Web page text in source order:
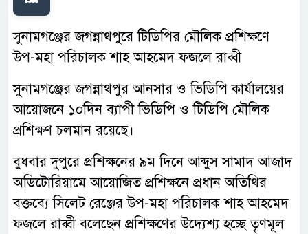
সুনামগঞ্জের জগন্নাথপুরে টিডিপির মৌলিক প্রশিক্ষণে
উপ-মহা পরিচালক শাহ আহমেদ ফজলে রাব্বী
সুনামগঞ্জের জগন্নাথপুর আনসার ও ভিডিপি কার্যালয়ের
আয়োজনে ১০দিন ব্যাপী ভিডিপি ও টিডিপি মৌলিক
প্রশিক্ষণ চলমান রয়েছে।
বুধবার দুপুরে প্রশিক্ষনের ৯ম দিনে আব্দুস সামাদ আজাদ
অডিটোরিয়ামে আয়োজিত প্রশিক্ষনে প্রধান অতিথির
বক্তব্যে সিলেট রেঞ্জের উপ-মহা পরিচালক শাহ আহমেদ
ফজলে রাব্বী বলেছেন প্রশিক্ষণের উদ্যেশ্য হচ্ছে তৃণমূল